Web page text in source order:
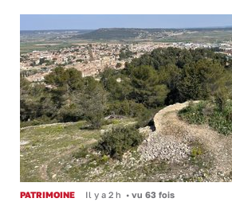
PATRIMOINE Il y a 2 h • vu 63 fois